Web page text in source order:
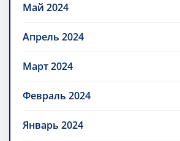
Май 2024
Апрель 2024
Март 2024
Февраль 2024
Январь 2024